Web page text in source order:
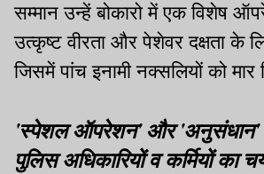
सम्मान उन्हें बोकारो में एक विशेष
उत्कृष्ट वीरता और पेशेवर दक्षता के
जिसमें पांच इनामी नक्सलियों को मार
'स्पेशल ऑपरेशन' और 'अनुसंधान'
पुलिस अधिकारियों व कर्मियों का